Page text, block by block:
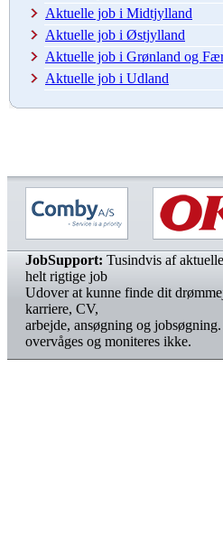
Aktuelle job i Midtjylland
Aktuelle job i Østjylland
Aktuelle job i Grønland og
Aktuelle job i Udland
JobSupport: Tusindvis af
helt rigtige job
Udover at kunne finde dit
karriere, CV,
arbejde, ansøgning og
overvåges og moniteres ikke.